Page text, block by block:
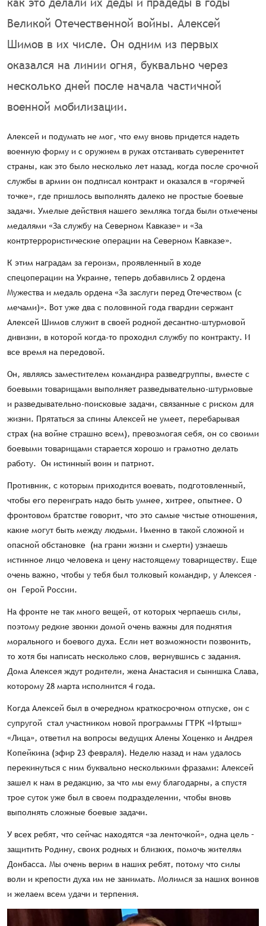
Великой Отечественной войны. Алексей
Шимов в их числе. Он одним из первых
оказался на линии огня, буквально через
несколько дней после начала частичной
военной мобилизации.
Алексей и подумать не мог, что ему вновь придется надеть
военную форму и с оружием в руках отстаивать суверенитет
страны, как это было несколько лет назад, когда после срочной
службы в армии он подписал контракт и оказался в «горячей
точке», где пришлось выполнять далеко не простые боевые
задачи. Умелые действия нашего земляка тогда были отмечены
медалями «За службу на Северном Кавказе» и «За
контртеррористические операции на Северном Кавказе».
К этим наградам за героизм, проявленный в ходе
спецоперации на Украине, теперь добавились 2 ордена
Мужества и медаль ордена «За заслуги перед Отечеством (с
мечами)». Вот уже два с половиной года гвардии сержант
Алексей Шимов служит в своей родной десантно-штурмовой
дивизии, в которой когда-то проходил службу по контракту. И
все время на передовой.
Он, являясь заместителем командира разведгруппы, вместе с
боевыми товарищами выполняет разведывательно-штурмовые
и разведывательно-поисковые задачи, связанные с риском для
жизни. Прятаться за спины Алексей не умеет, перебарывая
страх (на войне страшно всем), превозмогая себя, он со своими
боевыми товарищами старается хорошо и грамотно делать
работу. Он истинный воин и патриот.
Противник, с которым приходится воевать, подготовленный,
чтобы его переиграть надо быть умнее, хитрее, опытнее. О
фронтовом братстве говорит, что это самые чистые отношения,
какие могут быть между людьми. Именно в такой сложной и
опасной обстановке (на грани жизни и смерти) узнаешь
истинное лицо человека и цену настоящему товариществу. Еще
очень важно, чтобы у тебя был толковый командир, у Алексея -
он Герой России.
На фронте не так много вещей, от которых черпаешь силы,
поэтому редкие звонки домой очень важны для поднятия
морального и боевого духа. Если нет возможности позвонить,
то хотя бы написать несколько слов, вернувшись с задания.
Дома Алексея ждут родители, жена Анастасия и сынишка Слава,
которому 28 марта исполнится 4 года.
Когда Алексей был в очередном краткосрочном отпуске, он с
супругой стал участником новой программы ГТРК «Иртыш»
«Лица», ответил на вопросы ведущих Алены Хоценко и Андрея
Копейкина (эфир 23 февраля). Неделю назад и нам удалось
перекинуться с ним буквально несколькими фразами: Алексей
зашел к нам в редакцию, за что мы ему благодарны, а спустя
трое суток уже был в своем подразделении, чтобы вновь
выполнять сложные боевые задачи.
У всех ребят, что сейчас находятся «за ленточкой», одна цель –
защитить Родину, своих родных и близких, помочь жителям
Донбасса. Мы очень верим в наших ребят, потому что силы
воли и крепости духа им не занимать. Молимся за наших воинов
и желаем всем удачи и терпения.